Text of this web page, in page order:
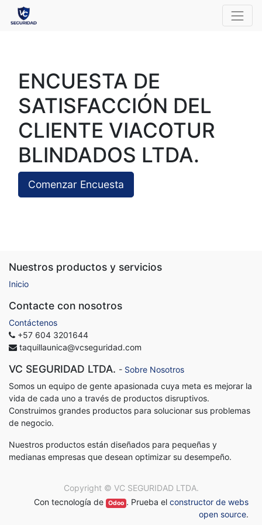
ENCUESTA DE
SATISFACCIÓN DEL
CLIENTE VIACOTUR
BLINDADOS LTDA.
Comenzar Encuesta
Nuestros productos y servicios
Inicio
Contacte con nosotros
Contáctenos
+57 604 3201644
taquillaunica@vcseguridad.com
VC SEGURIDAD LTDA. - Sobre Nosotros
Somos un equipo de gente apasionada cuya meta es mejorar la
vida de cada uno a través de productos disruptivos.
Construimos grandes productos para solucionar sus problemas
de negocio.
Nuestros productos están diseñados para pequeñas y
medianas empresas que desean optimizar su desempeño.
Copyright © VC SEGURIDAD LTDA.
Con tecnología de
Odoo . Prueba el constructor de webs
open source.